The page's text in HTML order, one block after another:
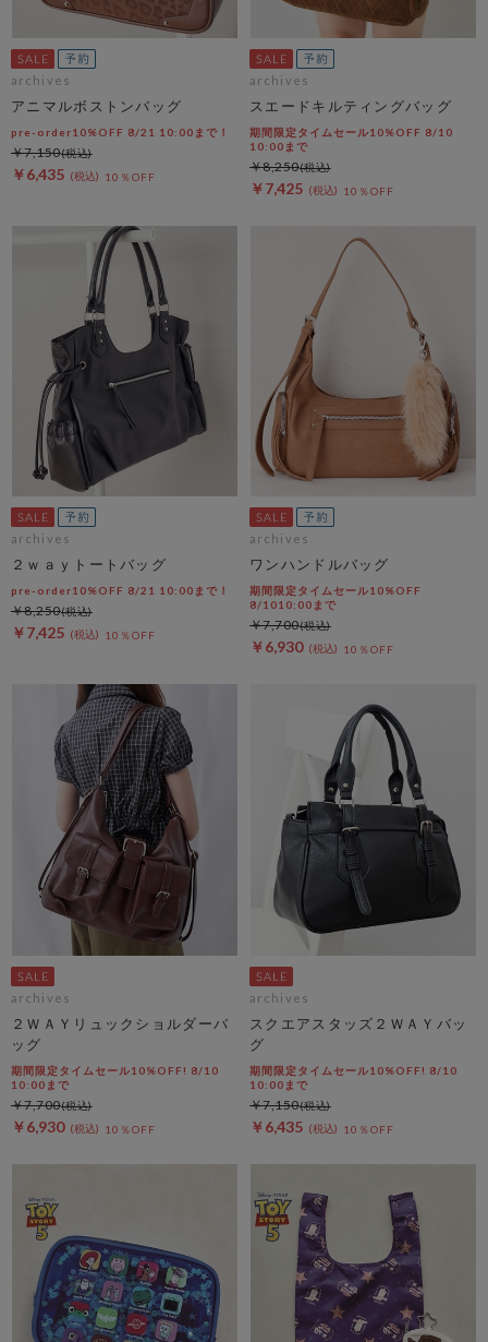
archives
アニマルボストンバッグ
pre-order10%OFF 8/21 10:00まで！
￥6,435 10％OFF
￥7,150
archives
スエードキルティングバッグ
期間限定タイムセール10%OFF 8/10
10:00まで
￥7,425 10％OFF
￥8,250
archives
２ｗａｙトートバッグ
pre-order10%OFF 8/21 10:00まで！
￥7,425 10％OFF
￥8,250
archives
ワンハンドルバッグ
期間限定タイムセール10%OFF
8/1010:00まで
￥6,930 10％OFF
￥7,700
archives
２ＷＡＹリュックショルダーバ
ッグ
期間限定タイムセール10%OFF! 8/10
10:00まで
￥6,930 10％OFF
￥7,700
archives
スクエアスタッズ２ＷＡＹバッ
グ
期間限定タイムセール10%OFF! 8/10
10:00まで
￥6,435 10％OFF
￥7,150